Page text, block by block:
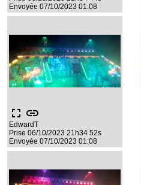
Envoyée 07/10/2023 01:08
fullscreen link
EdwardT
Prise 06/10/2023 21h34 52s
Envoyée 07/10/2023 01:08